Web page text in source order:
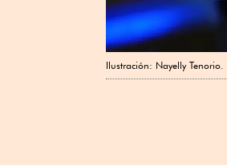
Ilustración: Nayelly Tenorio.